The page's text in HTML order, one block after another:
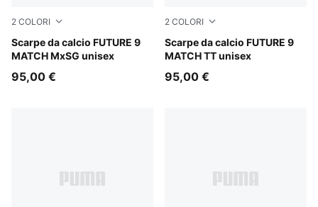
2 COLORI
Scarpe da calcio FUTURE 9
MATCH MxSG unisex
PUMA Black-Intense Mint-PUMA White
95,00 €
2 COLORI
Scarpe da calcio FUTURE 9
MATCH TT unisex
PUMA Black-Intense Mint-
95,00 €